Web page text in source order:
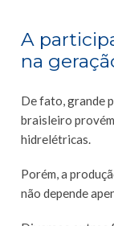
A
na
De fato, grande
braisleiro
hidrelétricas.
Porém, a
não depende